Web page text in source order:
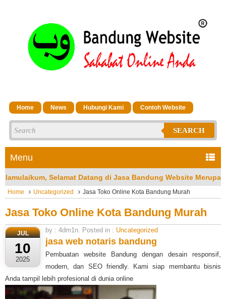
Home News Hubungi Kami Contoh Website
SEARCH
Menu
Bandung Website Merupakan Jasa Pembuatan Website
Home Uncategorized Jasa Toko Online Kota Bandung Murah
Jasa Toko Online Kota Bandung Murah
JUL
10
2025
by : 4dm1n. Posted in : Uncategorized
jasa web notaris bandung
Pembuatan website Bandung dengan desain responsif,
modern, dan SEO friendly. Kami siap membantu bisnis
Anda tampil lebih profesional di dunia online